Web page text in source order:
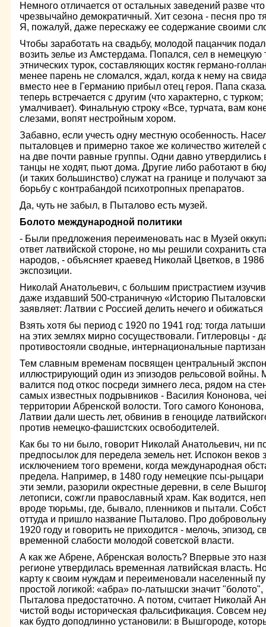
Немного отличается от остальных заведений разве
чрезвычайно демократичный. Хит сезона - песня про
Я, пожалуй, даже перескажу ее содержание своими
Чтобы заработать на свадьбу, молодой пацанчик
возить зелье из Амстердама. Попался, сел в немецкую
этнических турок, составляющих костяк германо-
менее парень не сломался, ждал, когда к нему на
вместо нее в Германию прибыл отец героя. Папа
теперь встречается с другим (что характерно, с
умалчивает). Финальную строку «Все, турчата, вам
слезами, вопят нестройным хором.
Забавно, если учесть одну местную особенность.
пыталовцев и примерно такое же количество жителей
на две почти равные группы. Одни давно утвердились
танцы не ходят, пьют дома. Другие либо работают в
(и таких большинство) служат на границе и получают
борьбу с контрабандой психотропных препаратов.
Да, чуть не забыл, в Пыталово есть музей.
Болото международной политики
- Были предложения переименовать нас в Музей
ответ латвийской стороне, но мы решили сохранить
народов, - объясняет краевед Николай Цветков, в
экспозиции.
Николай Анатольевич, с большим пристрастием
даже издавший 500-страничную «Историю
заявляет: Латвии с Россией делить нечего и обижаться
Взять хотя бы период с 1920 по 1941 год: тогда
на этих землях мирно сосуществовали. Гитлеровцы -
противостояли сводные, интернациональные
Тем славным временам посвящен центральный
иллюстрирующий один из эпизодов рельсовой войны.
валится под откос посреди зимнего леса, рядом на
самых известных подрывников - Василия Кононова,
территории Абренской волости. Того самого
Латвии дали шесть лет, обвинив в геноциде
против немецко-фашистских освободителей.
Как бы то ни было, говорит Николай Анатольевич, ни
предпосылок для передела земель нет. Испокон веков
исключением того времени, когда международная
предела. Например, в 1480 году немецкие псы-рыцари
эти земли, разорили окрестные деревни, в селе
летописи, сожгли православный храм. Как водится,
вроде тюрьмы, где, бывало, пленников и пытали.
оттуда и пришло название Пыталово. Про
1920 году и говорить не приходится - мелочь, эпизод,
временной слабости молодой советской власти.
А как же Абрене, Абренская волость? Впервые это
регионе утвердилась временная латвийская власть.
карту к своим нуждам и переименовали населенный
простой логикой: «абра» по-латышски значит "болото",
Пыталова предостаточно. А потом, считает Николай
чистой воды историческая фальсификация. Совсем
как будто доподлинно установили: в Вышгороде,